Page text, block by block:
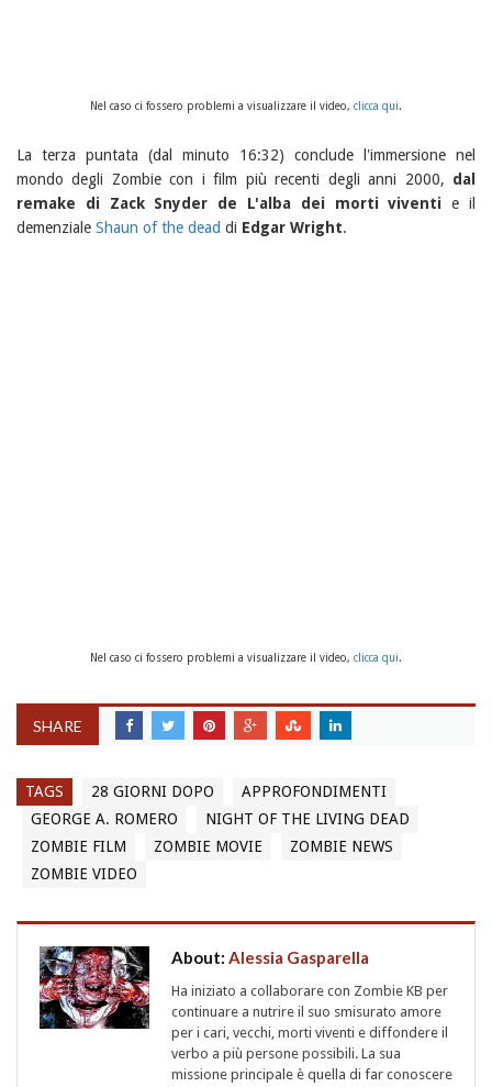
Nel caso ci fossero problemi a visualizzare il video, clicca qui.
La terza puntata (dal minuto 16:32) conclude l'immersione nel
mondo degli Zombie con i film più recenti degli anni 2000, dal
remake di Zack Snyder de L'alba dei morti viventi e il
demenziale Shaun of the dead di Edgar Wright.
Nel caso ci fossero problemi a visualizzare il video, clicca qui.
SHARE
TAGS 28 GIORNI DOPO
APPROFONDIMENTI
GEORGE A. ROMERO
NIGHT OF THE LIVING DEAD
ZOMBIE FILM
ZOMBIE MOVIE
ZOMBIE NEWS
ZOMBIE VIDEO
About: Alessia Gasparella
Ha iniziato a collaborare con Zombie KB per
continuare a nutrire il suo smisurato amore
per i cari, vecchi, morti viventi e diffondere il
verbo a più persone possibili. La sua
missione principale è quella di far conoscere